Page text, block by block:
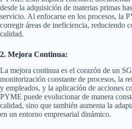
desde la adquisición de materias primas
servicio. Al enfocarse en los procesos, la
corregir áreas de ineficiencia, reduciendo
calidad.
2. Mejora Continua:
La mejora continua es el corazón de un
monitorización constante de procesos, la
y empleados, y la aplicación de acciones
PYME puede evolucionar de manera
calidad, sino que también aumenta la
en un entorno empresarial dinámico.